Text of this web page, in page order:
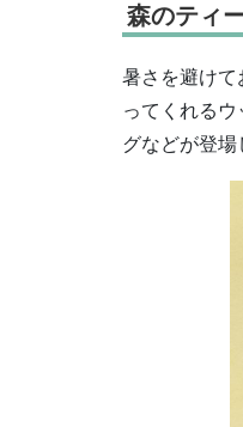
森のティ
暑さを避けて
ってくれる
グなどが登場